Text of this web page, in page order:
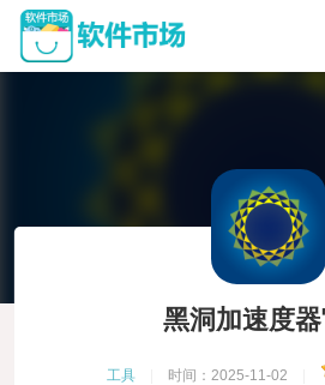
黑洞加速度器
工具 时间：2025-11-02